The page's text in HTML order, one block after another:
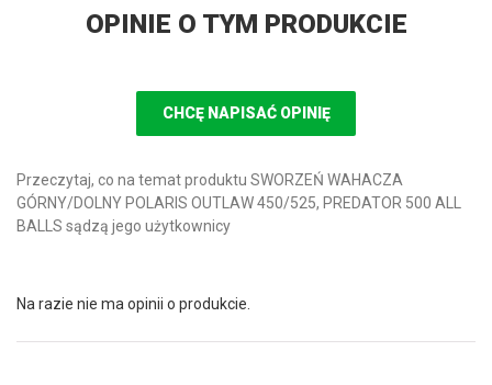
OPINIE O TYM PRODUKCIE
CHCĘ NAPISAĆ OPINIĘ
Przeczytaj, co na temat produktu SWORZEŃ WAHACZA
GÓRNY/DOLNY POLARIS OUTLAW 450/525, PREDATOR 500 ALL
BALLS sądzą jego użytkownicy
Na razie nie ma opinii o produkcie.